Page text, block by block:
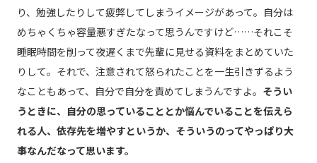
り、勉強したりして疲弊してしまうイメージがあって。自分は
めちゃくちゃ容量悪すぎたなって思うんですけど……それこそ
睡眠時間を削って夜遅くまで先輩に見せる資料をまとめていた
りして。それで、注意されて怒られたことを一生引きずるよう
なこともあって、自分で自分を責めてしまうんですよ。 そうい
うときに、自分の思っていることとか悩んでいることを伝えら
れる人、依存先を増やすというか、そういうのってやっぱり大
事なんだなって思います。